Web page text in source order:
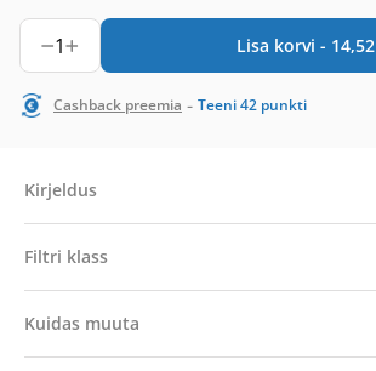
1 Lisa korvi - 14,52
Cashback preemia - Teeni42 punkti
Kirjeldus
Filtri klass
Kuidas muuta